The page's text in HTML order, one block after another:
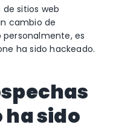
sitios web
cambio de
es
ha sido hackeado.
sido